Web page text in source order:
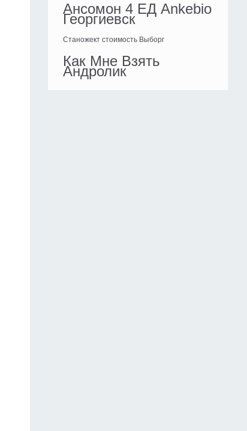
Ансомон 4 ЕД Ankebio
Георгиевск
Станожект стоимость Выборг
Как Мне Взять
Андролик